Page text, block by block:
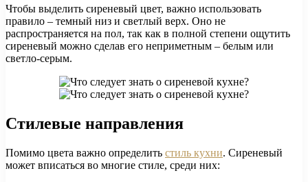
Чтобы выделить сиреневый цвет, важно использовать
правило – темный низ и светлый верх. Оно не
распространяется на пол, так как в полной степени ощутить
сиреневый можно сделав его неприметным – белым или
светло-серым.
Стилевые направления
Помимо цвета важно определить стиль кухни. Сиреневый
может вписаться во многие стиле, среди них: